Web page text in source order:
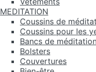
MEDITATION
Coussins de
Coussins pour les
Bancs de
Bolsters
Couvertures